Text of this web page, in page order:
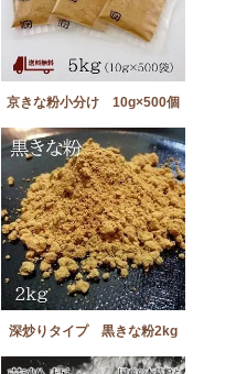
京きな粉小分け 10g×500個
深炒りタイプ 黒きな粉2kg